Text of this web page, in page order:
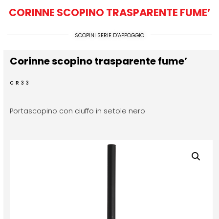
CORINNE SCOPINO TRASPARENTE FUME’
SCOPINI SERIE D’APPOGGIO
Corinne scopino trasparente fume’
CR33
Portascopino con ciuffo in setole nero